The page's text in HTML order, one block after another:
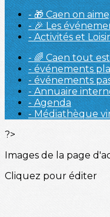
- 🎁 Caen on
- 🎉 Les
- Activités et
- 🌈 Caen tout
- événements
- événements
- Annuaire
- Agenda
- Médiathèque
?>
Images de la page
Cliquez pour éditer